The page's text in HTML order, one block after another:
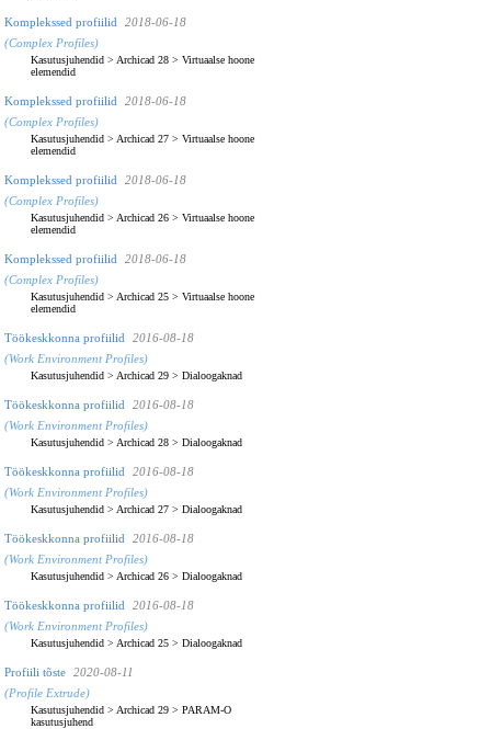
Komplekssed profiilid
2018-06-18
(Complex Profiles)
Kasutusjuhendid > Archicad 28 > Virtuaalse hoone
elemendid
Komplekssed profiilid
2018-06-18
(Complex Profiles)
Kasutusjuhendid > Archicad 27 > Virtuaalse hoone
elemendid
Komplekssed profiilid
2018-06-18
(Complex Profiles)
Kasutusjuhendid > Archicad 26 > Virtuaalse hoone
elemendid
Komplekssed profiilid
2018-06-18
(Complex Profiles)
Kasutusjuhendid > Archicad 25 > Virtuaalse hoone
elemendid
Töökeskkonna profiilid
2016-08-18
(Work Environment Profiles)
Kasutusjuhendid > Archicad 29 > Dialoogaknad
Töökeskkonna profiilid
2016-08-18
(Work Environment Profiles)
Kasutusjuhendid > Archicad 28 > Dialoogaknad
Töökeskkonna profiilid
2016-08-18
(Work Environment Profiles)
Kasutusjuhendid > Archicad 27 > Dialoogaknad
Töökeskkonna profiilid
2016-08-18
(Work Environment Profiles)
Kasutusjuhendid > Archicad 26 > Dialoogaknad
Töökeskkonna profiilid
2016-08-18
(Work Environment Profiles)
Kasutusjuhendid > Archicad 25 > Dialoogaknad
Profiili tõste
2020-08-11
(Profile Extrude)
Kasutusjuhendid > Archicad 29 > PARAM-O
kasutusjuhend